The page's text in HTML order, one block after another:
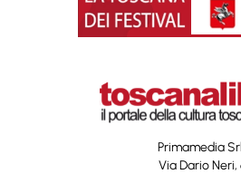
Primamedia
Via Dario Neri,